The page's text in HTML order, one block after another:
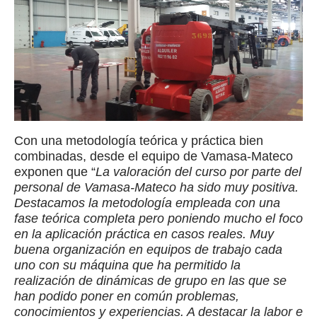
Con una metodología teórica y práctica bien
combinadas, desde el equipo de Vamasa-Mateco
exponen que “La valoración del curso por parte del
personal de Vamasa-Mateco ha sido muy positiva.
Destacamos la metodología empleada con una
fase teórica completa pero poniendo mucho el foco
en la aplicación práctica en casos reales. Muy
buena organización en equipos de trabajo cada
uno con su máquina que ha permitido la
realización de dinámicas de grupo en las que se
han podido poner en común problemas,
conocimientos y experiencias. A destacar la labor e